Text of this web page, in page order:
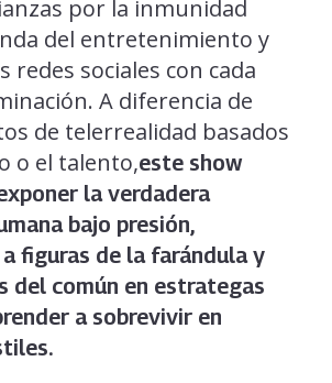
por la inmunidad
del entretenimiento y
redes sociales con cada
A diferencia de
de telerrealidad basados
o el talento,este show
la verdadera
bajo presión,
figuras de la farándula y
del común en estrategas
a sobrevivir en